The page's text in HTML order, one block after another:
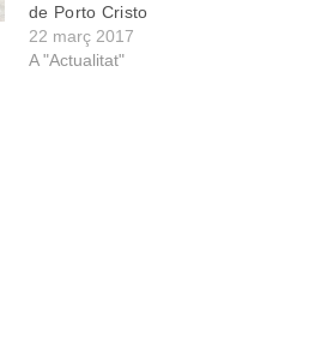
de Porto Cristo
22 març 2017
A "Actualitat"